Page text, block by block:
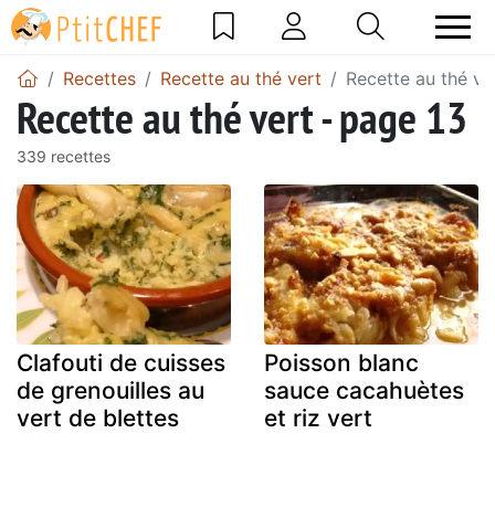
Recettes Recette au thé vert Recette au thé
Recette au thé vert - page 13
339 recettes
Clafouti de cuisses
de grenouilles au
vert de blettes
Poisson blanc
sauce cacahuètes
et riz vert